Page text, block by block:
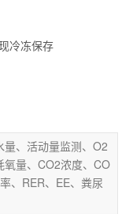
冷冻保存
量、活动量监测、 O2
氧量、CO2浓度、CO
、RER、 EE、 粪尿